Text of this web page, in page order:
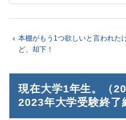
本棚がもう1つ欲しいと言われた
ど、却下！
現在大学1年生。（
2023年大学受験終了